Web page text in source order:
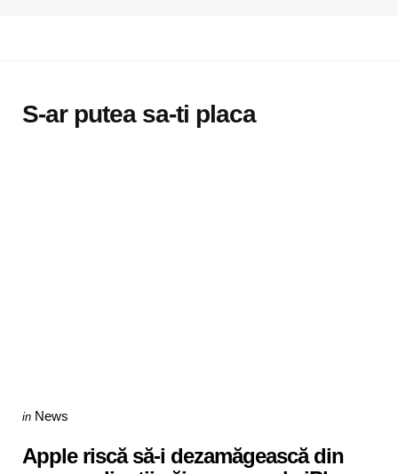
S-ar putea sa-ti placa
Categories
Posted
in News
Apple riscă să-i dezamăgească din